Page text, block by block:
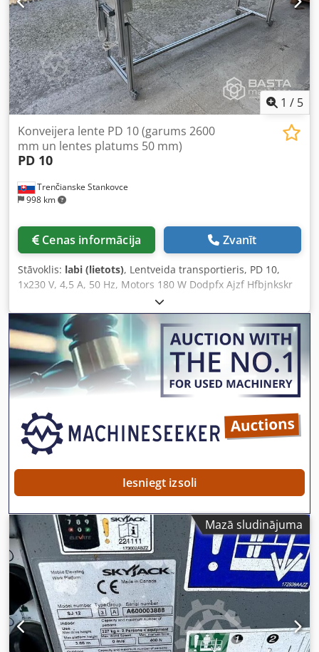
1 / 5
Trenčianske Stankovce
998 km
Konveijera lente PD 10 (garums 2600
mm un lentes platums 50 mm)
PD 10
Cenas informācija Zvanīt
Stāvoklis: labi (lietots), Lentveida transportieris, PD 10,
1x230 V, 4,5 A, 50 Hz, Motors 180 W Dodpfx Ajzf Hfbjnkskr
Iesniegt izsoli
Mazā sludinājuma